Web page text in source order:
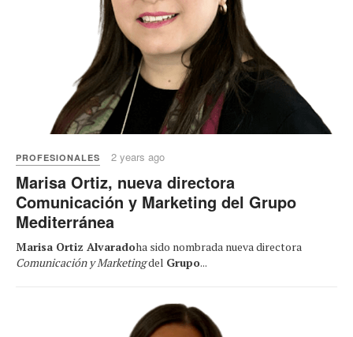
PROFESIONALES 2 years ago
Marisa Ortiz, nueva directora
Comunicación y Marketing del Grupo
Mediterránea
Marisa Ortiz Alvaradoha sido nombrada nueva directora
Comunicación y Marketingdel Grupo...